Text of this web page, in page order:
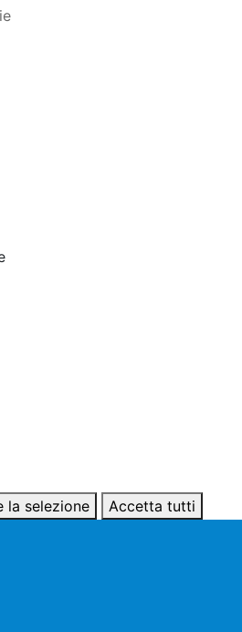
la selezione Accetta tutti